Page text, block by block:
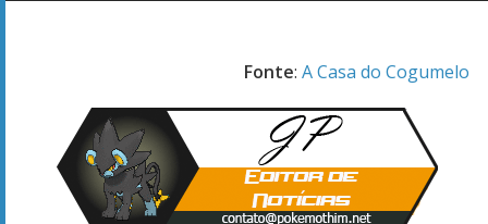
Fonte: A Casa do Cogumelo